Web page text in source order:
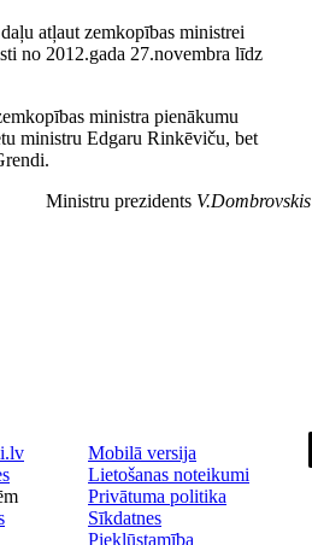
atļaut zemkopības ministrei
no 2012.gada 27.novembra līdz
ministra pienākumu
ministru Edgaru Rinkēviču, bet
Ministru prezidents V.Dombrovskis
Mobilā versija
Lietošanas noteikumi
Privātuma politika
Sīkdatnes
Piekļūstamība